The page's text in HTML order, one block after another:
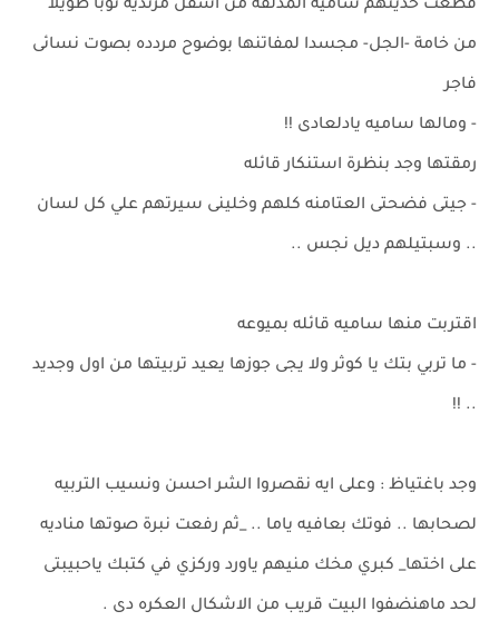
قطعت حديثهم ساميه المدلفه من اسفل مرتديه ثوبا طويلا
من خامة -الجل- مجسدا لمفاتنها بوضوح مردده بصوت نسائى
فاجر
- ومالها ساميه يادلعادى !!
رمقتها وجد بنظرة استنكار قائله
- جيتى فضحتى العتامنه كلهم وخلينى سيرتهم علي كل لسان
.. وسبتيلهم ديل نجس ..
اقتربت منها ساميه قائله بميوعه
- ما تربي بتك يا كوثر ولا يجى جوزها يعيد تربيتها من اول وجديد
.. !!
وجد باغتياظ : وعلى ايه نقصروا الشر احسن ونسيب التربيه
لصحابها .. فوتك بعافيه ياما .. _ثم رفعت نبرة صوتها مناديه
على اختها_ كبري مخك منيهم ياورد وركزي في كتبك ياحبيبتى
لحد ماهنضفوا البيت قريب من الاشكال العكره دى .